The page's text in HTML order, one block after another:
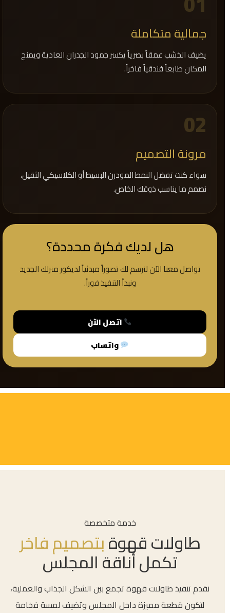
جمالية متكاملة
يضيف الخشب عمقاً بصرياً يكسر جمود الجدران العادية ويمنح
المكان طابعاً فندقياً فاخراً.
02
مرونة التصميم
سواء كنت تفضل النمط المودرن البسيط أو الكلاسيكي الثقيل،
نصمم ما يناسب ذوقك الخاص.
هل لديك فكرة محددة؟
تواصل معنا الآن لنرسم لك تصوراً مبدئياً لديكور منزلك الجديد
ونبدأ التنفيذ فوراً.
اتصل الآن
واتساب
خدمة متخصصة
طاولات قهوةبتصميم فاخر
تكمل أناقة المجلس
نقدم تنفيذ طاولات قهوة تجمع بين الشكل الجذاب والعملية،
لتكون قطعة مميزة داخل المجلس وتضيف لمسة فخامة